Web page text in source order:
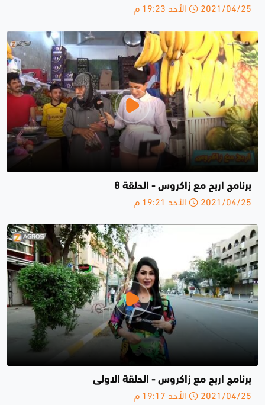
2021/04/25 الأحد 19:23 م
برنامج اربح مع زاكروس - الحلقة 8
2021/04/25 الأحد 19:21 م
برنامج اربح مع زاكروس - الحلقة الاولى
2021/04/25 الأحد 19:17 م